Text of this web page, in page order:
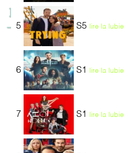
5 S5 lire la lubie
6 S1 lire la lubie
7 S1 lire la lubie